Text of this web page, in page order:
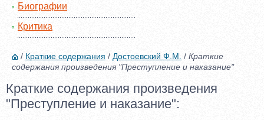
Биографии
Критика
/ Краткие содержания / Достоевский Ф.М. / Краткие
содержания произведения "Преступление и наказание"
Краткие содержания произведения
"Преступление и наказание":